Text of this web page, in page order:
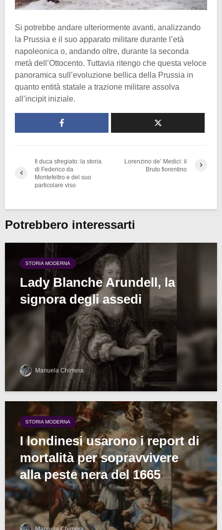
Si potrebbe andare ulteriormente avanti, analizzando
la Prussia e il suo apparato militare durante l’età
napoleonica o, andando oltre, durante la seconda
metà dell’Ottocento. Tuttavia ritengo che questa veloce
panoramica sull’evoluzione bellica della Prussia in
quanto entità statale a trazione militare assolva
all’incipit iniziale.
Il duca sfregiato: la storia
di Federico da
Montefeltro e del suo
particolare viso
Lorenzino de’ Medici: il
Bruto fiorentino
Potrebbero interessarti
STORIA MODERNA
Lady Blanche Arundell, la
signora degli assedi
Manuela Chimera
STORIA MODERNA
I londinesi usarono i report di
mortalità per sopravvivere
alla peste nera del 1665